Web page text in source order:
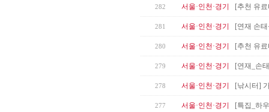
282 서울·인천·경기 [추천 유
281 서울·인천·경기 [연재 손
280 서울·인천·경기 [추천 유
279 서울·인천·경기 [연재_손
278 서울·인천·경기 [낚시터]
277 서울·인천·경기 [특집_하